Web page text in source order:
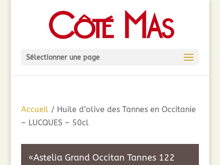
Sélectionner une page
Accueil/ Huile d’olive des Tannes en Occitanie
– LUCQUES – 50cl
«Astelia Grand Occitan Tannes 122